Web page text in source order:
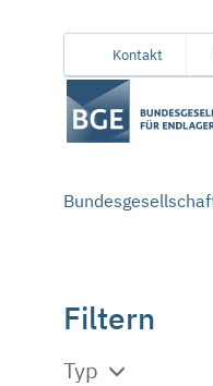
InhaltsbereichKontakt
Filtern
Typ